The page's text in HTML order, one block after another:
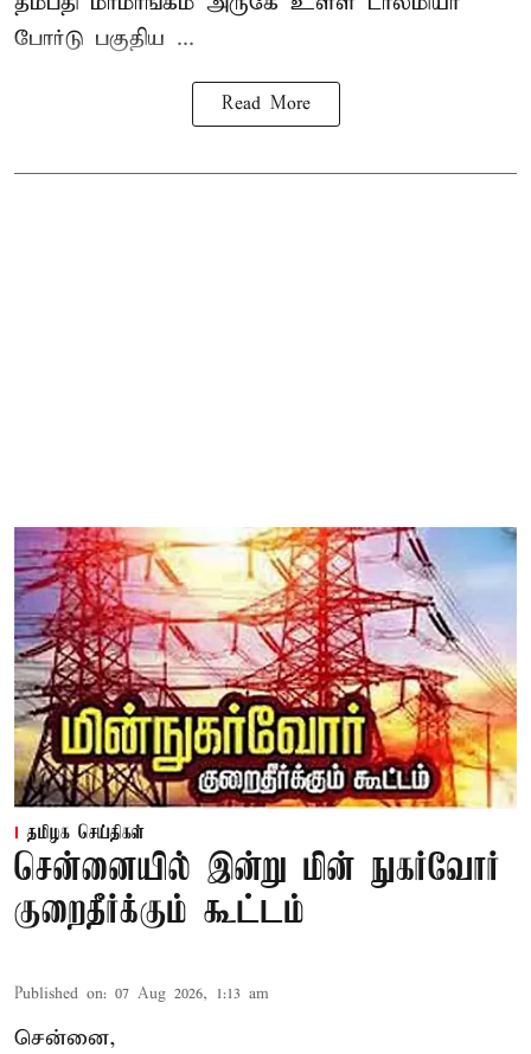
போர்டு பகுதிய ...
Read More
தமிழக செய்திகள்
சென்னையில் இன்று மின் நுகர்வோர்
குறைதீர்க்கும் கூட்டம்
Published on: 07 Aug 2026, 1:13 am
சென்னை,